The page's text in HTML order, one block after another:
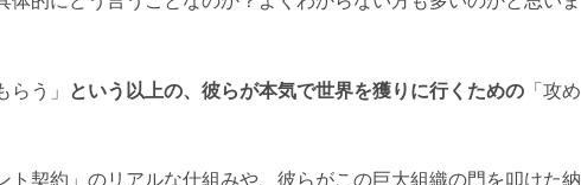
う」 という以上の、彼らが本気で世界を獲りに行くための 「攻め
契約」のリアルな仕組みや、彼らがこの巨大組織の門を叩けた納